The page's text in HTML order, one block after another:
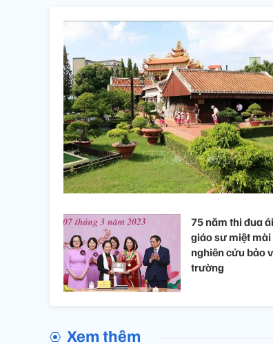
75 năm thi đua
giáo sư miệt mài
nghiên cứu bảo
trường
Xem thêm